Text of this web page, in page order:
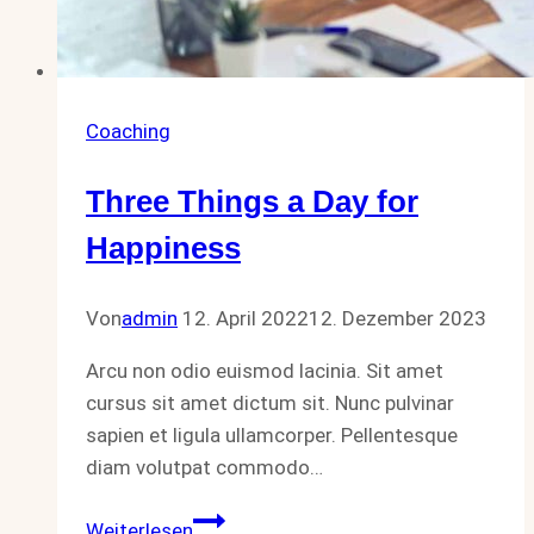
Coaching
Three Things a Day for
Happiness
Vonadmin 12. April 202212. Dezember 2023
Arcu non odio euismod lacinia. Sit amet
cursus sit amet dictum sit. Nunc pulvinar
sapien et ligula ullamcorper. Pellentesque
diam volutpat commodo…
Three